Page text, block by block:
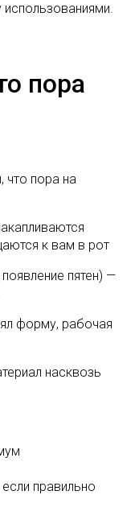
пора
что пора на
к вам в рот
пятен) —
форму, рабочая
насквозь
правильно